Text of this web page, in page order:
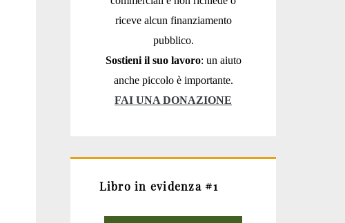
riceve alcun finanziamento
pubblico.
Sostieni il suo lavoro: un aiuto
anche piccolo è importante.
FAI UNA DONAZIONE
Libro in evidenza #1